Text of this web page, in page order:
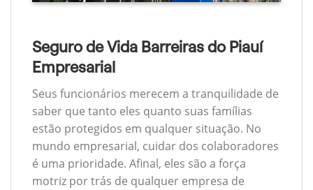
Seguro de Vida Barreiras do Piauí
Empresarial
Seus funcionários merecem a tranquilidade de
saber que tanto eles quanto suas famílias
estão protegidos em qualquer situação. No
mundo empresarial, cuidar dos colaboradores
é uma prioridade. Afinal, eles são a força
motriz por trás de qualquer empresa de